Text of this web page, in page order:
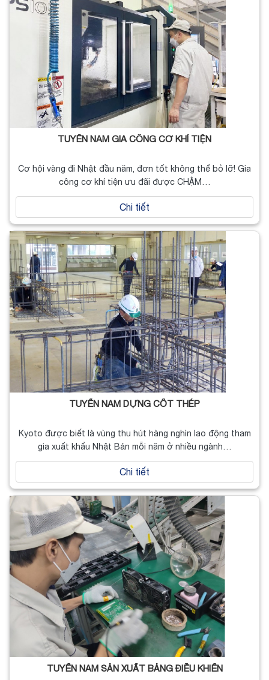
TUYỂN NAM GIA CÔNG CƠ KHÍ TIỆN
Cơ hội vàng đi Nhật đầu năm, đơn tốt không thể bỏ lỡ! Gia
công cơ khí tiện ưu đãi được CHẬM…
Chi tiết
TUYỂN NAM DỰNG CỐT THÉP
Kyoto được biết là vùng thu hút hàng nghìn lao động tham
gia xuất khẩu Nhật Bản mỗi năm ở nhiều ngành…
Chi tiết
TUYỂN NAM SẢN XUẤT BẢNG ĐIỀU KHIỂN